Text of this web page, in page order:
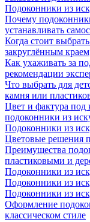
Подоконники из
Почему
устанавливать
Когда стоит
закруглённым краем
Как ухаживать за
рекомендации
Что выбрать для
камня или
Цвет и фактура под
подоконники из
Подоконники из
Цветовые решения
Преимущества
пластиковыми и
Подоконники из
Подоконники из
Подоконники из
Оформление
классическом стиле